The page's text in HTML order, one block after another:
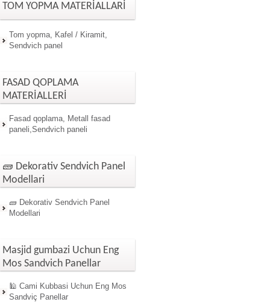
TOM YOPMA MATERİALLARİ
Tom yopma, Kafel / Kiramit,
Sendvich panel
FASAD QOPLAMA
MATERİALLERİ
Fasad qoplama, Metall fasad
paneli,Sendvich paneli
🧱 Dekorativ Sendvich Panel
Modellari
🧱 Dekorativ Sendvich Panel
Modellari
Masjid gumbazi Uchun Eng
Mos Sandvich Panellar
🕌 Cami Kubbasi Uchun Eng Mos
Sandviç Panellar